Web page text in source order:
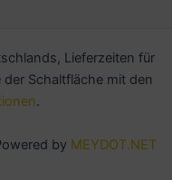
Lieferzeiten für
Schaltfläche mit den
.
by MEYDOT.NET